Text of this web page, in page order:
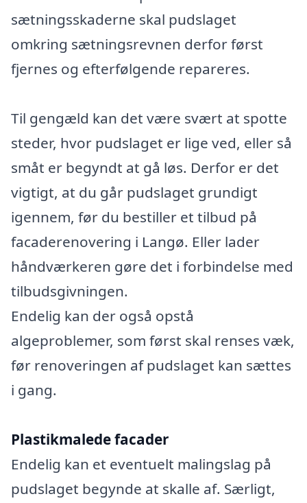
sætningsskaderne skal pudslaget
omkring sætningsrevnen derfor først
fjernes og efterfølgende repareres.
Til gengæld kan det være svært at spotte
steder, hvor pudslaget er lige ved, eller så
småt er begyndt at gå løs. Derfor er det
vigtigt, at du går pudslaget grundigt
igennem, før du bestiller et tilbud på
facaderenovering i Langø. Eller lader
håndværkeren gøre det i forbindelse med
tilbudsgivningen.
Endelig kan der også opstå
algeproblemer, som først skal renses væk,
før renoveringen af pudslaget kan sættes
i gang.
Plastikmalede facader
Endelig kan et eventuelt malingslag på
pudslaget begynde at skalle af. Særligt,